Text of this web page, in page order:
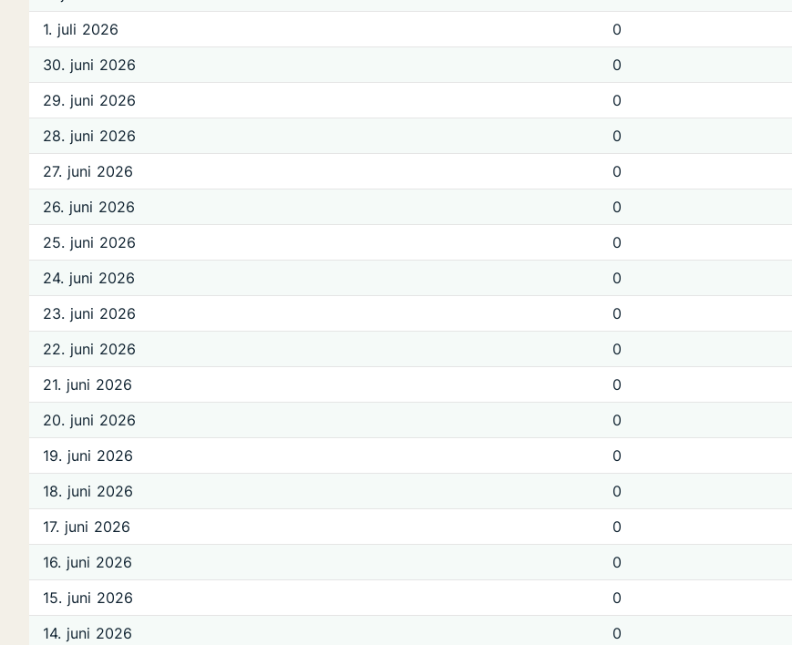
1. juli 2026
0
30. juni 2026
0
29. juni 2026
0
28. juni 2026
0
27. juni 2026
0
26. juni 2026
0
25. juni 2026
0
24. juni 2026
0
23. juni 2026
0
22. juni 2026
0
21. juni 2026
0
20. juni 2026
0
19. juni 2026
0
18. juni 2026
0
17. juni 2026
0
16. juni 2026
0
15. juni 2026
0
14. juni 2026
0